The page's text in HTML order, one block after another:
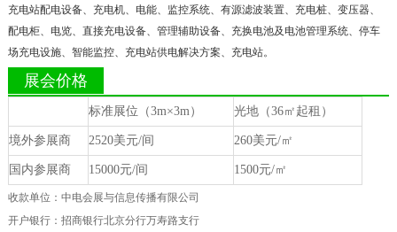
充电站配电设备、充电机、电能、监控系统、有源滤波装置、充电桩、变压器、
配电柜、电览、直接充电设备、管理辅助设备、充换电池及电池管理系统、停车
场充电设施、智能监控、充电站供电解决方案、充电站。
展会价格
标准展位（3m×3m） 光地（36㎡起租）
境外参展商 2520美元/间 260美元/㎡
国内参展商 15000元/间 1500元/㎡
收款单位：中电会展与信息传播有限公司
开户银行：招商银行北京分行万寿路支行